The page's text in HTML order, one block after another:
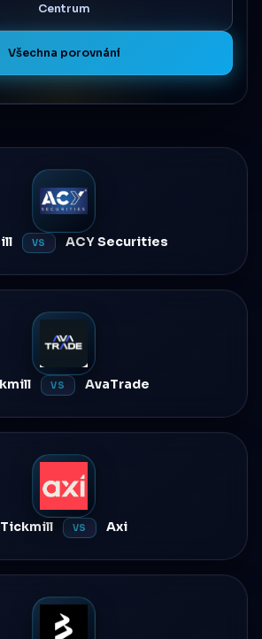
Centrum
Všechna porovnání
VS ACY Securities
VS AvaTrade
Tickmill VS Axi